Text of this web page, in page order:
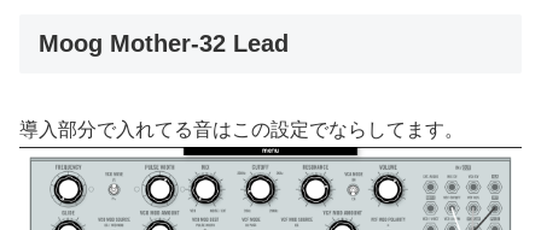
Moog Mother-32 Lead
導入部分で入れてる音はこの設定でならしてます。